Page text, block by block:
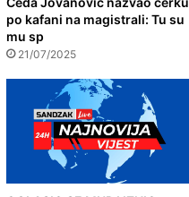
po kafani na magistrali: Tu su
mu sp
21/07/2025